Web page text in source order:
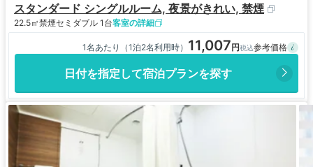
スタンダード シングルルーム, 夜景がきれい, 禁煙
22.5㎡禁煙セミダブル 1台客室の詳細
1名あたり（1泊2名利用時） 11,007
日付を指定して宿泊プランを探す